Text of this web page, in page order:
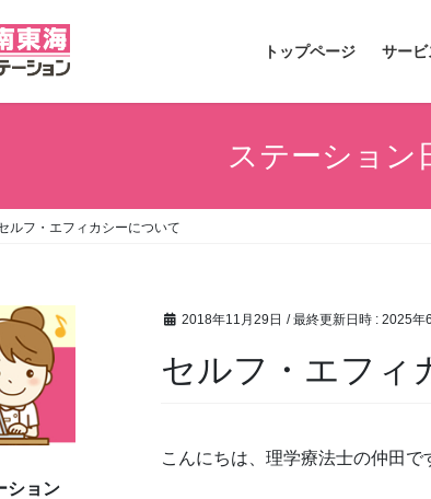
トップページ サー
ステーション
ルフ・エフィカシーについて
2018年11月29日 / 最終更新日時 : 2025年
セルフ・エフィ
こんにちは、理学療法士の仲田で
ション